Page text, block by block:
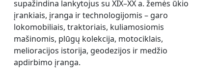
supažindina lankytojus su XIX–XX a. žemės ūkio
įrankiais, įranga ir technologijomis – garo
lokomobiliais, traktoriais, kuliamosiomis
mašinomis, plūgų kolekcija, motociklais,
melioracijos istorija, geodezijos ir medžio
apdirbimo įranga.